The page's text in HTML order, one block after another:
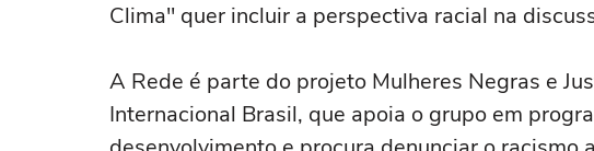
Clima" quer incluir a perspectiva racial na
A Rede é parte do projeto Mulheres Negras e
Internacional Brasil, que apoia o grupo em